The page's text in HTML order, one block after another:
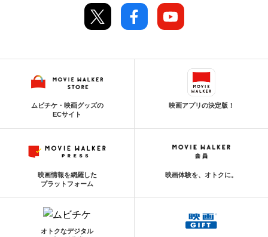
ムビチケ・映画グッズの
ECサイト
映画アプリの決定版！
映画情報を網羅した
プラットフォーム
映画体験を、オトクに。
オトクなデジタル